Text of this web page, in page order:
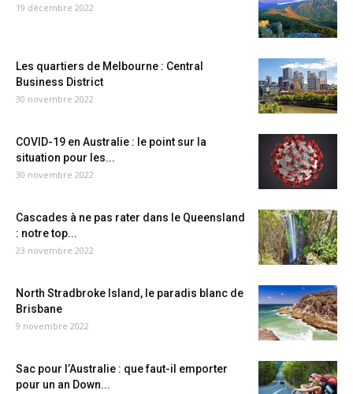
19 décembre 2022
Les quartiers de Melbourne : Central
Business District
30 novembre 2022
COVID-19 en Australie : le point sur la
situation pour les...
30 novembre 2022
Cascades à ne pas rater dans le Queensland
: notre top...
23 novembre 2022
North Stradbroke Island, le paradis blanc de
Brisbane
9 novembre 2022
Sac pour l’Australie : que faut-il emporter
pour un an Down...